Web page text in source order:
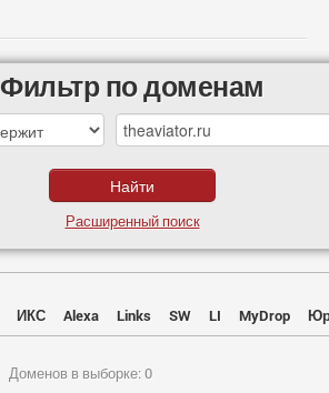
Фильтр по доменам
Расширенный поиск
ИКС Alexa Links SW LI MyDrop
Доменов в выборке: 0